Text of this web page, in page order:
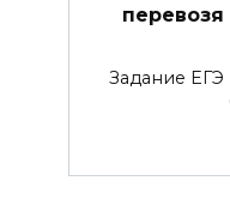
Задание ЕГЭ